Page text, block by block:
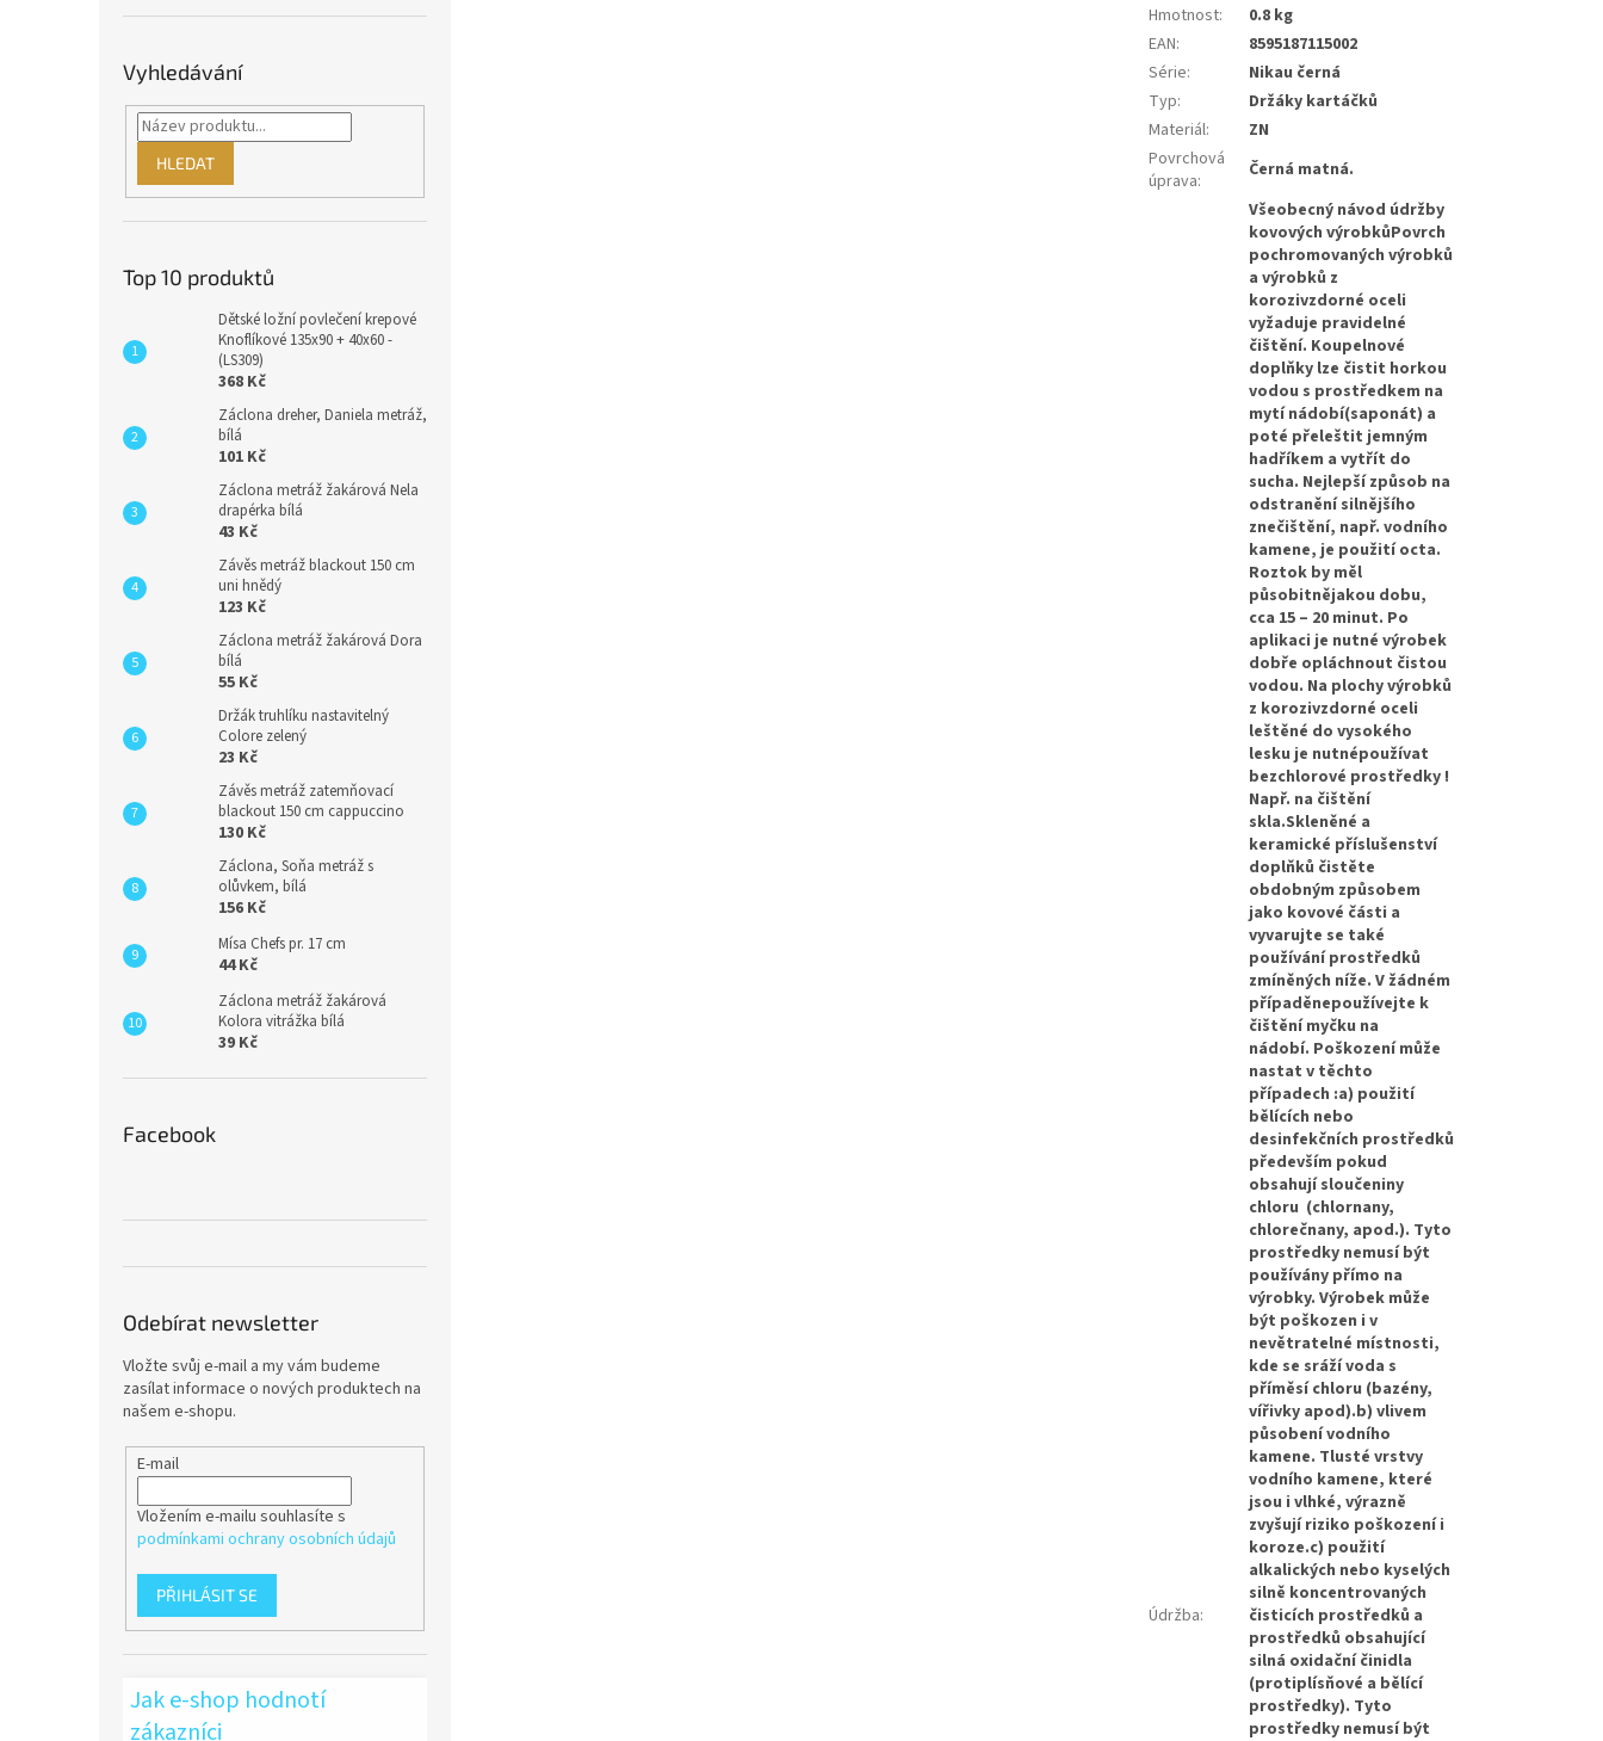
Vyhledávání
HLEDAT
Top 10 produktů
Dětské ložní povlečení krepové
Knoflíkové 135x90 + 40x60 -
(LS309)
368 Kč
Záclona dreher, Daniela metráž,
bílá
101 Kč
Záclona metráž žakárová Nela
drapérka bílá
43 Kč
Závěs metráž blackout 150 cm
uni hnědý
123 Kč
Záclona metráž žakárová Dora
bílá
55 Kč
Držák truhlíku nastavitelný
Colore zelený
23 Kč
Závěs metráž zatemňovací
blackout 150 cm cappuccino
130 Kč
Záclona, Soňa metráž s
olůvkem, bílá
156 Kč
Mísa Chefs pr. 17 cm
44 Kč
Záclona metráž žakárová
Kolora vitrážka bílá
39 Kč
Facebook
Odebírat newsletter
Vložte svůj e-mail a my vám budeme
zasílat informace o nových produktech na
našem e-shopu.
E-mail
Vložením e-mailu souhlasíte s
podmínkami ochrany osobních údajů
PŘIHLÁSIT SE
Jak e-shop hodnotí
zákazníci
Hmotnost:
0.8 kg
EAN:
8595187115002
Série:
Nikau černá
Typ:
Držáky kartáčků
Materiál:
ZN
Povrchová
úprava: Černá matná.
Údržba:
Všeobecný návod údržby
kovových výrobkůPovrch
pochromovaných výrobků
a výrobků z
korozivzdorné oceli
vyžaduje pravidelné
čištění. Koupelnové
doplňky lze čistit horkou
vodou s prostředkem na
mytí nádobí(saponát) a
poté přeleštit jemným
hadříkem a vytřít do
sucha. Nejlepší způsob na
odstranění silnějšího
znečištění, např. vodního
kamene, je použití octa.
Roztok by měl
působitnějakou dobu,
cca 15 – 20 minut. Po
aplikaci je nutné výrobek
dobře opláchnout čistou
vodou. Na plochy výrobků
z korozivzdorné oceli
leštěné do vysokého
lesku je nutnépoužívat
bezchlorové prostředky !
Např. na čištění
skla.Skleněné a
keramické příslušenství
doplňků čistěte
obdobným způsobem
jako kovové části a
vyvarujte se také
používání prostředků
zmíněných níže. V žádném
případěnepoužívejte k
čištění myčku na
nádobí. Poškození může
nastat v těchto
případech :a) použití
bělících nebo
desinfekčních prostředků
především pokud
obsahují sloučeniny
chloru (chlornany,
chlorečnany, apod.). Tyto
prostředky nemusí být
používány přímo na
výrobky. Výrobek může
být poškozen i v
nevětratelné místnosti,
kde se sráží voda s
příměsí chloru (bazény,
vířivky apod).b) vlivem
působení vodního
kamene. Tlusté vrstvy
vodního kamene, které
jsou i vlhké, výrazně
zvyšují riziko poškození i
koroze.c) použití
alkalických nebo kyselých
silně koncentrovaných
čisticích prostředků a
prostředků obsahující
silná oxidační činidla
(protiplísňové a bělící
prostředky). Tyto
prostředky nemusí být